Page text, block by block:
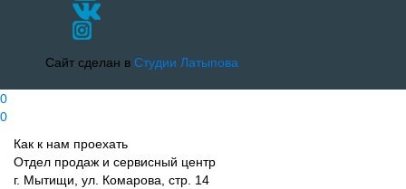
Сайт сделан в Студии Латыпова
0
0
Как к нам проехать
Отдел продаж и сервисный центр
г. Мытищи, ул. Комарова, стр. 14